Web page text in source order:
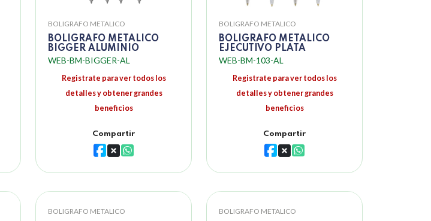
BOLIGRAFO METALICO
BOLIGRAFO METALICO
BIGGER ALUMINIO
WEB-BM-BIGGER-AL
Registrate para ver todos los
detalles y obtener grandes
beneficios
Compartir
BOLIGRAFO METALICO
BOLIGRAFO METALICO
EJECUTIVO PLATA
WEB-BM-103-AL
Registrate para ver todos los
detalles y obtener grandes
beneficios
Compartir
BOLIGRAFO METALICO BOLIGRAFO METALICO